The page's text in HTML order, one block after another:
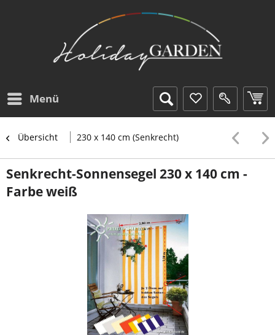
Menü
Übersicht 230 x 140 cm (Senkrecht)
Senkrecht-Sonnensegel 230 x 140 cm -
Farbe weiß